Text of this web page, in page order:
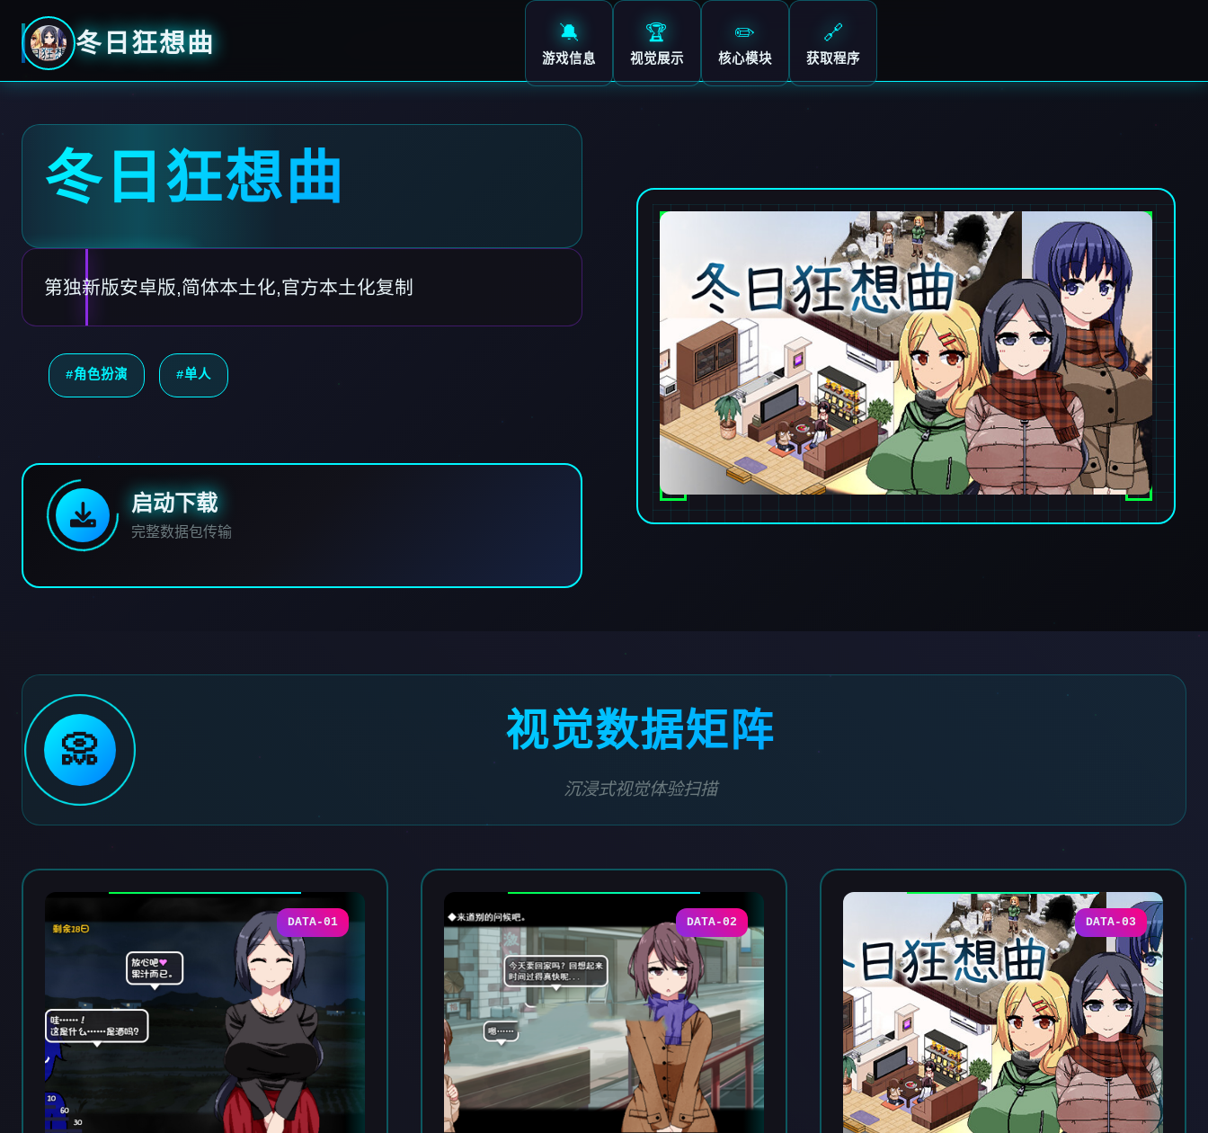
冬日狂想曲 🔕
游戏信息
🏆
视觉展示
✏️
核心模块
🔗
获取程序
冬日狂想曲
第独新版安卓版,简体本土化,官方本土化复制
#角色扮演 #单人
启动下载
完整数据包传输
📀 视觉数据矩阵
沉浸式视觉体验扫描
DATA-01 DATA-02 DATA-03